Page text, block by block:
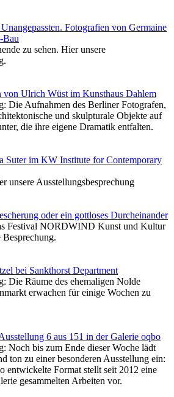
Fotografien von Germaine
Bau
zu sehen. Hier unsere
von Ulrich Wüst im Kunsthaus Dahlem
Die Aufnahmen des Berliner Fotografen,
und skulpturale Objekte auf
die ihre eigene Dramatik entfalten.
Suter im KW Institute for Contemporary
unsere Ausstellungsbesprechung
oder ein gottloses Durcheinander
Festival NORDWIND Kunst und Kultur
Besprechung.
bei Sankthorst Department
Die Räume des ehemaligen Nolde
erwachen für einige Wochen zu
6 aus 151 in der Galerie oqbo
Noch bis zum Ende dieser Woche lädt
ton zu einer besonderen Ausstellung ein:
entwickelte Format stellt seit 2012 eine
gesammelten Arbeiten vor.